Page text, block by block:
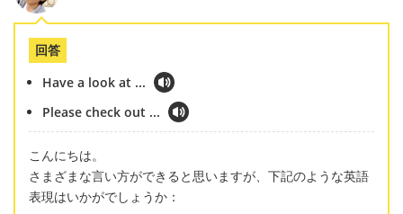
回答
Have a look at ...
Please check out ...
こんにちは。
さまざまな言い方ができると思いますが、下記のような英語
表現はいかがでしょうか：